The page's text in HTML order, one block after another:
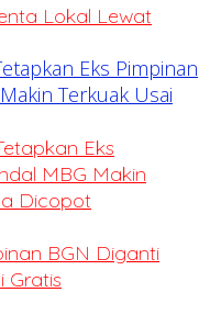
Lokal Lewat
Eks
MBG Makin
Dicopot
BGN Diganti
Gratis